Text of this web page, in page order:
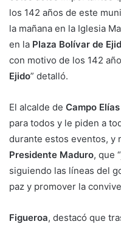
los 142 años de este
la mañana en la Iglesia
en la Plaza Bolívar de
con motivo de los 142
Ejido” detalló.
El alcalde de Campo Elías
para todos y le piden a
durante estos eventos, y
Presidente Maduro, que
siguiendo las líneas del
paz y promover la
Figueroa, destacó que